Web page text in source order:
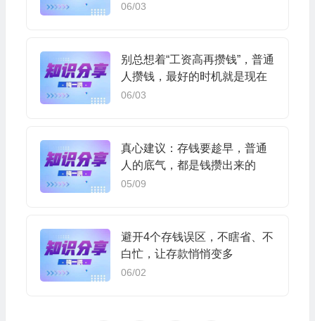
06/03
别总想着“工资高再攒钱”，普通
人攒钱，最好的时机就是现在
06/03
真心建议：存钱要趁早，普通
人的底气，都是钱攒出来的
05/09
避开4个存钱误区，不瞎省、不
白忙，让存款悄悄变多
06/02